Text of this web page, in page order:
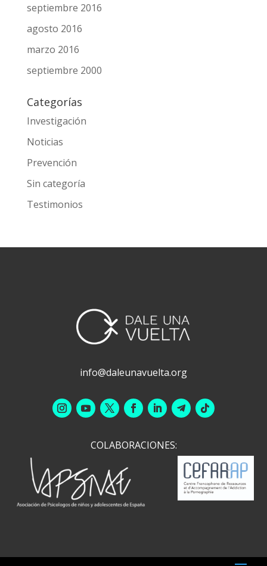
septiembre 2016
agosto 2016
marzo 2016
septiembre 2000
Categorías
Investigación
Noticias
Prevención
Sin categoría
Testimonios
info@daleunavuelta.org
COLABORACIONES: